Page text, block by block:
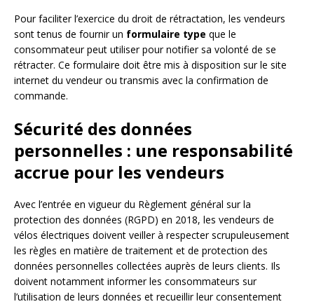
Pour faciliter l’exercice du droit de rétractation, les vendeurs
sont tenus de fournir un formulaire type que le
consommateur peut utiliser pour notifier sa volonté de se
rétracter. Ce formulaire doit être mis à disposition sur le site
internet du vendeur ou transmis avec la confirmation de
commande.
Sécurité des données
personnelles : une responsabilité
accrue pour les vendeurs
Avec l’entrée en vigueur du Règlement général sur la
protection des données (RGPD) en 2018, les vendeurs de
vélos électriques doivent veiller à respecter scrupuleusement
les règles en matière de traitement et de protection des
données personnelles collectées auprès de leurs clients. Ils
doivent notamment informer les consommateurs sur
l’utilisation de leurs données et recueillir leur consentement